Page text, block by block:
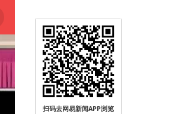
扫码去网易新闻APP浏览